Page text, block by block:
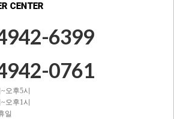
6399
0761
오후5시
오후1시
일